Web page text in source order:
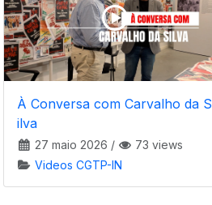
À Conversa com Carvalho da S
ilva
27 maio 2026 /
73 views
Videos CGTP-IN